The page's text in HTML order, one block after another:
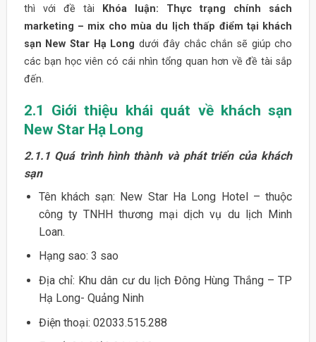
thì với đề tài
Khóa luận: Thực trạng chính sách
marketing – mix cho mùa du lịch thấp điểm tại khách
sạn New Star Hạ Longdưới đây chắc chắn sẽ giúp cho
các bạn học viên có cái nhìn tổng quan hơn về đề tài sắp
đến.
2.1 Giới thiệu khái quát về khách sạn
New Star Hạ Long
2.1.1 Quá trình hình thành và phát triển của khách
sạn
Tên khách sạn: New Star Ha Long Hotel – thuộc
công ty TNHH thương mại dịch vụ du lịch Minh
Loan.
Hạng sao: 3 sao
Địa chỉ: Khu dân cư du lịch Đông Hùng Thắng – TP
Hạ Long- Quảng Ninh
Điện thoại: 02033.515.288